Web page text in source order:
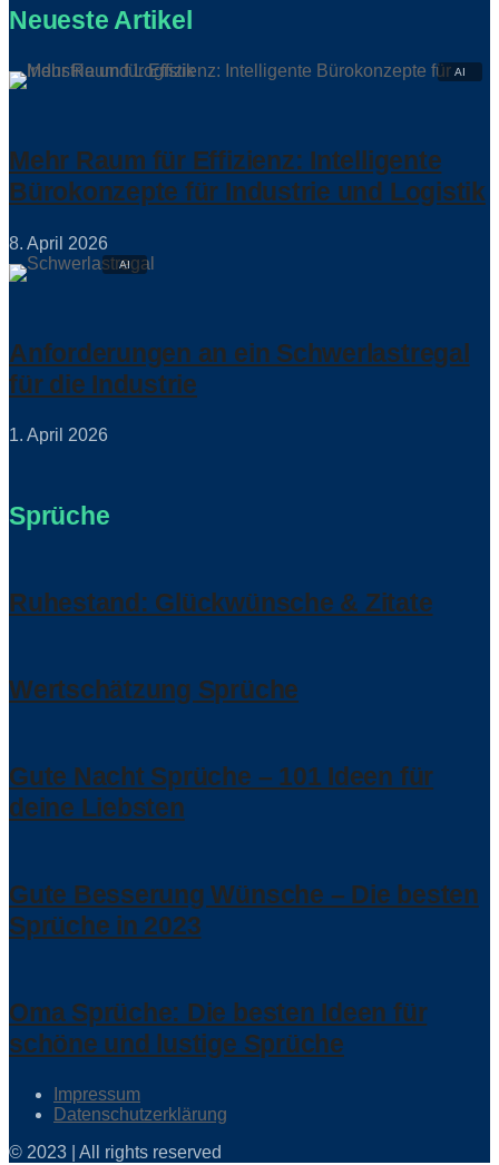
Neueste Artikel
Mehr Raum für Effizienz: Intelligente
Bürokonzepte für Industrie und Logistik
8. April 2026
Anforderungen an ein Schwerlastregal
für die Industrie
1. April 2026
Sprüche
Ruhestand: Glückwünsche & Zitate
Wertschätzung Sprüche
Gute Nacht Sprüche – 101 Ideen für
deine Liebsten
Gute Besserung Wünsche – Die besten
Sprüche in 2023
Oma Sprüche: Die besten Ideen für
schöne und lustige Sprüche
Impressum
Datenschutzerklärung
© 2023 | All rights reserved